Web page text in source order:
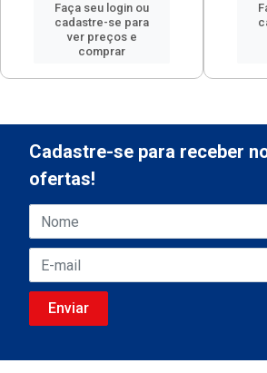
Faça seu login ou
cadastre-se para
ver preços e
comprar
Cadastre-se para receber
ofertas!